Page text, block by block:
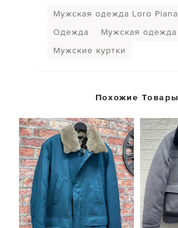
Мужская одежда Loro Piana
Одежда
Мужская одежда
Мужские куртки
Похожие Товары